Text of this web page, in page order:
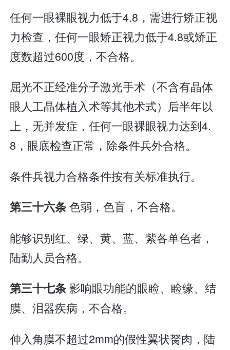
任何一眼裸眼视力低于4.8，需进行矫正视
力检查，任何一眼矫正视力低于4.8或矫正
度数超过600度，不合格。
屈光不正经准分子激光手术（不含有晶体
眼人工晶体植入术等其他术式）后半年以
上，无并发症，任何一眼裸眼视力达到4.
8，眼底检查正常，除条件兵外合格。
条件兵视力合格条件按有关标准执行。
第三十六条色弱，色盲，不合格。
能够识别红、绿、黄、蓝、紫各单色者，
陆勤人员合格。
第三十七条影响眼功能的眼睑、睑缘、结
膜、泪器疾病，不合格。
伸入角膜不超过2mm的假性翼状胬肉，陆